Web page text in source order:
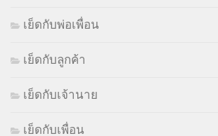
เย็ดกับพ่อเพื่อน
เย็ดกับลูกค้า
เย็ดกับเจ้านาย
เย็ดกับเพื่อน